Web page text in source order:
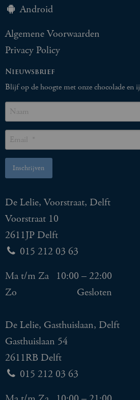
Android
Algemene Voorwaarden
Privacy Policy
Nieuwsbrief
Blijf op de hoogte met onze chocolade en
De Lelie, Voorstraat, Delft
Voorstraat 10
2611JP Delft
015 212 03 63
Ma t/m Za
10:00 – 22:00
Zo
Gesloten
De Lelie, Gasthuislaan, Delft
Gasthuislaan 54
2611RB Delft
015 212 03 63